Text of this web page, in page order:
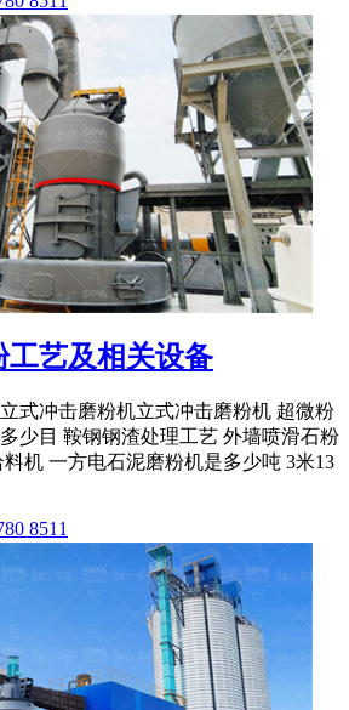
工艺及相关设备
式冲击磨粉机立式冲击磨粉机 超微粉
少目 鞍钢钢渣处理工艺 外墙喷滑石粉
机 一方电石泥磨粉机是多少吨 3米13
8511